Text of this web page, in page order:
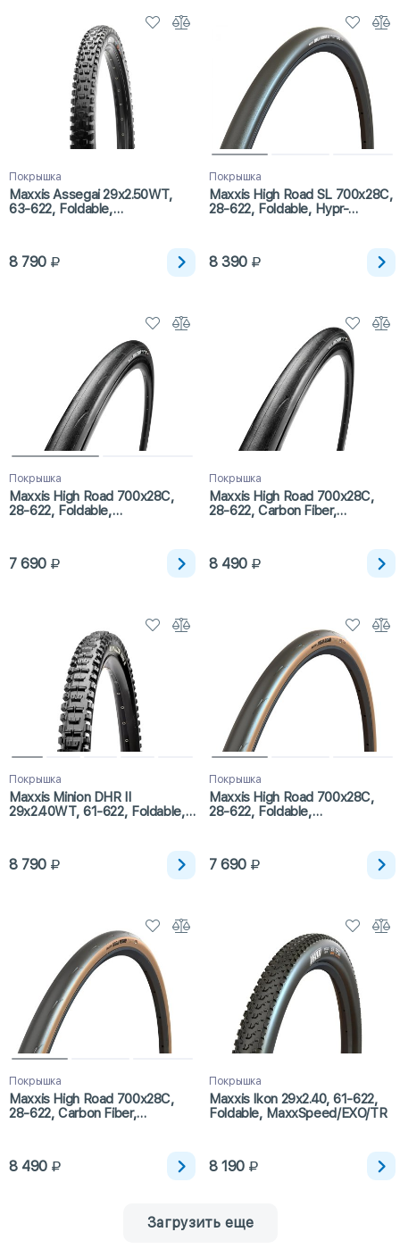
Покрышка
Maxxis Assegai 29x2.50WT,
63-622, Foldable,
8 790
Покрышка
Maxxis High Road SL 700x28C,
28-622, Foldable, Hypr-
8 390
Покрышка
Maxxis High Road 700x28C,
28-622, Foldable,
7 690
Покрышка
Maxxis High Road 700x28C,
28-622, Carbon Fiber,
8 490
Покрышка
Maxxis Minion DHR II
29x2.40WT, 61-622, Foldable,
8 790
Покрышка
Maxxis High Road 700x28C,
28-622, Foldable,
7 690
Покрышка
Maxxis High Road 700x28C,
28-622, Carbon Fiber,
8 490
Покрышка
Maxxis Ikon 29x2.40, 61-622,
Foldable, MaxxSpeed/EXO/TR
8 190
Загрузить еще